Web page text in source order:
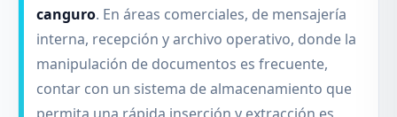
canguro. En áreas comerciales, de mensajería
interna, recepción y archivo operativo, donde la
manipulación de documentos es frecuente,
contar con un sistema de almacenamiento que